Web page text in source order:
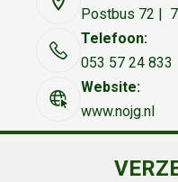
Postbus 72 |
Telefoon:
053 57 24 833
Website:
www.nojg.nl